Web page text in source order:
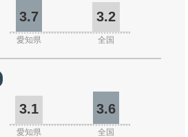
3.7 3.2
愛知県 全国
3.1 3.6
愛知県 全国